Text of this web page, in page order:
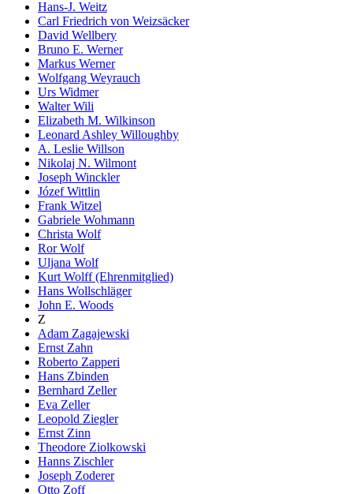
Hans-J. Weitz
Carl Friedrich von Weizsäcker
David Wellbery
Bruno E. Werner
Markus Werner
Wolfgang Weyrauch
Urs Widmer
Walter Wili
Elizabeth M. Wilkinson
Leonard Ashley Willoughby
A. Leslie Willson
Nikolaj N. Wilmont
Joseph Winckler
Józef Wittlin
Frank Witzel
Gabriele Wohmann
Christa Wolf
Ror Wolf
Uljana Wolf
Kurt Wolff (Ehrenmitglied)
Hans Wollschläger
John E. Woods
Z
Adam Zagajewski
Ernst Zahn
Roberto Zapperi
Hans Zbinden
Bernhard Zeller
Eva Zeller
Leopold Ziegler
Ernst Zinn
Theodore Ziolkowski
Hanns Zischler
Joseph Zoderer
Otto Zoff